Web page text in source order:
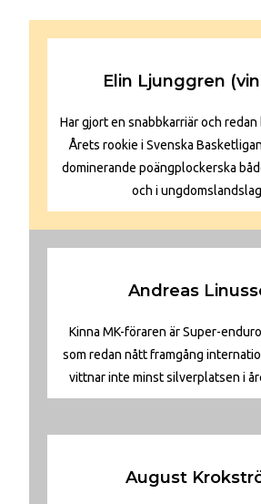
Elin Ljunggren
Har gjort en snabbkarriär och
Årets rookie i Svenska
dominerande poängplockerska
och i
Andreas
Kinna MK-föraren är Super-
som redan nått framgång
vittnar inte minst silverplatsen i
August